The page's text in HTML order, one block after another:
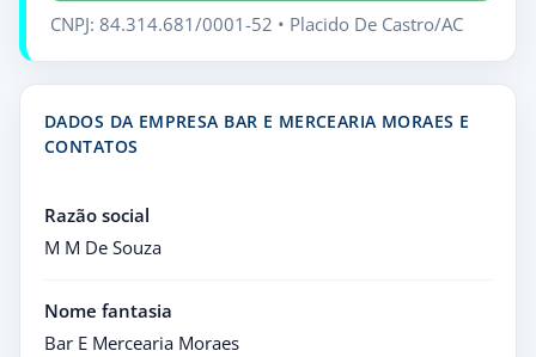
CNPJ: 84.314.681/0001-52 • Placido De Castro/AC
DADOS DA EMPRESA BAR E MERCEARIA MORAES E
CONTATOS
Razão social
M M De Souza
Nome fantasia
Bar E Mercearia Moraes